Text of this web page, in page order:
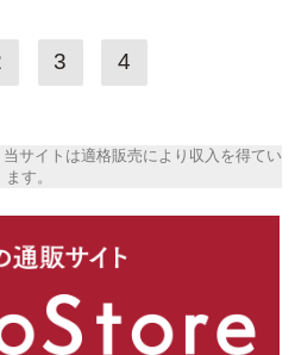
3 4
サイトは適格販売により収入を得てい
ます。